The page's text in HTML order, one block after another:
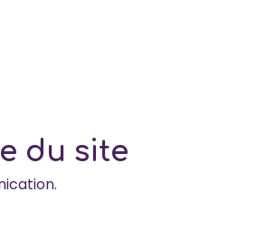
du site